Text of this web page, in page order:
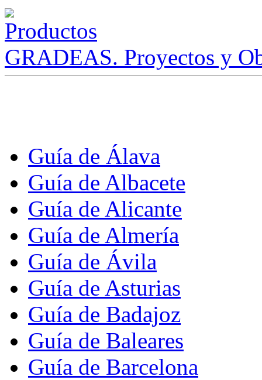
GRADEAS. Proyectos y
Guía de Álava
Guía de Albacete
Guía de Alicante
Guía de Almería
Guía de Ávila
Guía de Asturias
Guía de Badajoz
Guía de Baleares
Guía de Barcelona